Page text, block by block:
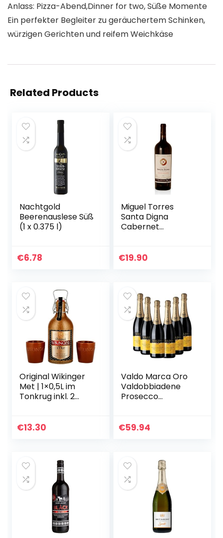
Anlass: Pizza-Abend,Dinner for two, Süße Momente
Ein perfekter Begleiter zu geräuchertem Schinken,
würzigen Gerichten und reifem Weichkäse
Related Products
Nachtgold
Beerenauslese Süß
(1 x 0.375 l)
€6.78
Miguel Torres
Santa Digna
Cabernet
L) trocken (1,5 L
€19.90
Original Wikinger
Met | 1×0,5L im
Tonkrug inkl. 2
historischen
€13.30
Valdo Marca Oro
Valdobbiadene
Prosecco
€59.94